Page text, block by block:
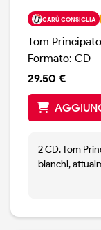
CARÙ CONSIGLIA
Tom Principato
Formato: CD
29.50 €
2 CD. Tom
bianchi,
totalmente